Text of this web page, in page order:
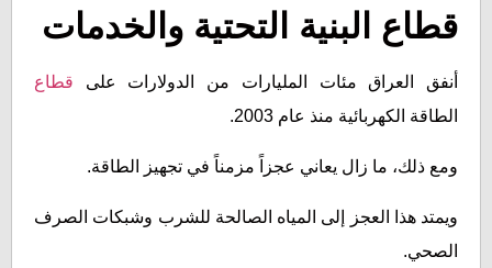
قطاع البنية التحتية والخدمات
أنفق العراق مئات المليارات من الدولارات على قطاع
الطاقة الكهربائية منذ عام 2003.
ومع ذلك، ما زال يعاني عجزاً مزمناً في تجهيز الطاقة.
ويمتد هذا العجز إلى المياه الصالحة للشرب وشبكات الصرف
الصحي.